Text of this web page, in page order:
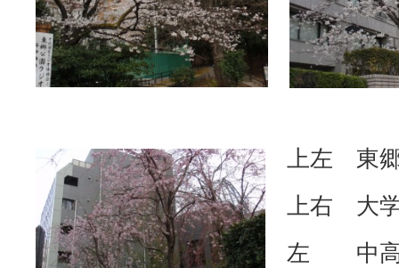
上左 東
上右 大
左 中高